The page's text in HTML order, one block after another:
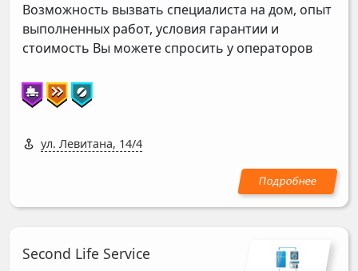
Возможность вызвать специалиста на дом, опыт
выполненных работ, условия гарантии и
стоимость Вы можете спросить у операторов
ул. Левитана, 14/4
Second Life Service